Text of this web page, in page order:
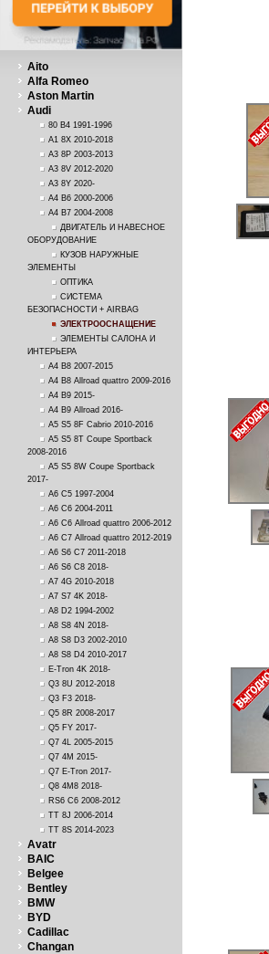
Aito
Alfa Romeo
Aston Martin
Audi
80 B4 1991-1996
A1 8X 2010-2018
A3 8P 2003-2013
A3 8V 2012-2020
A3 8Y 2020-
A4 B6 2000-2006
A4 B7 2004-2008
ДВИГАТЕЛЬ И НАВЕСНОЕ
ОБОРУДОВАНИЕ
КУЗОВ НАРУЖНЫЕ
ЭЛЕМЕНТЫ
ОПТИКА
СИСТЕМА
БЕЗОПАСНОСТИ + AIRBAG
ЭЛЕКТРООСНАЩЕНИЕ
ЭЛЕМЕНТЫ САЛОНА И
ИНТЕРЬЕРА
A4 B8 2007-2015
A4 B8 Allroad quattro 2009-2016
A4 B9 2015-
A4 B9 Allroad 2016-
A5 S5 8F Cabrio 2010-2016
A5 S5 8T Coupe Sportback
2008-2016
A5 S5 8W Coupe Sportback
2017-
A6 C5 1997-2004
A6 C6 2004-2011
A6 C6 Allroad quattro 2006-2012
A6 C7 Allroad quattro 2012-2019
A6 S6 C7 2011-2018
A6 S6 C8 2018-
A7 4G 2010-2018
A7 S7 4K 2018-
A8 D2 1994-2002
A8 S8 4N 2018-
A8 S8 D3 2002-2010
A8 S8 D4 2010-2017
E-Tron 4K 2018-
Q3 8U 2012-2018
Q3 F3 2018-
Q5 8R 2008-2017
Q5 FY 2017-
Q7 4L 2005-2015
Q7 4M 2015-
Q7 E-Tron 2017-
Q8 4M8 2018-
RS6 C6 2008-2012
TT 8J 2006-2014
TT 8S 2014-2023
Avatr
BAIC
Belgee
Bentley
BMW
BYD
Cadillac
Changan